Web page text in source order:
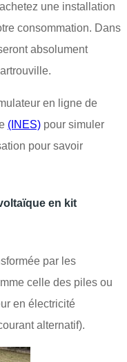
une installation
consommation. Dans
absolument
en ligne de
(INES) pour simuler
pour savoir
en kit
par les
celle des piles ou
en électricité
alternatif).